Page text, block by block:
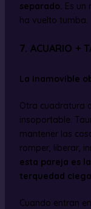
separado. Es un
ha vuelto tumba.
7. ACUARIO +
La inamovible
Otra cuadratura
insoportable.
mantener las
romper, liberar,
esta pareja es
terquedad
Cuando entran